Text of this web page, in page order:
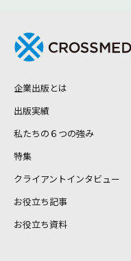
企業出版とは
出版実績
私たちの６つの強み
特集
クライアントインタビュー
お役立ち記事
お役立ち資料